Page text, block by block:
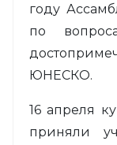
году
по
ЮНЕСКО.
16 апреля
приняли